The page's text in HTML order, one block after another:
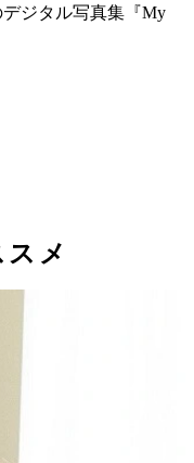
金子 デジタル写真集
）
My Darling」が主要電
ジャパ！』ならメイ
ジタル写真集『My
メ